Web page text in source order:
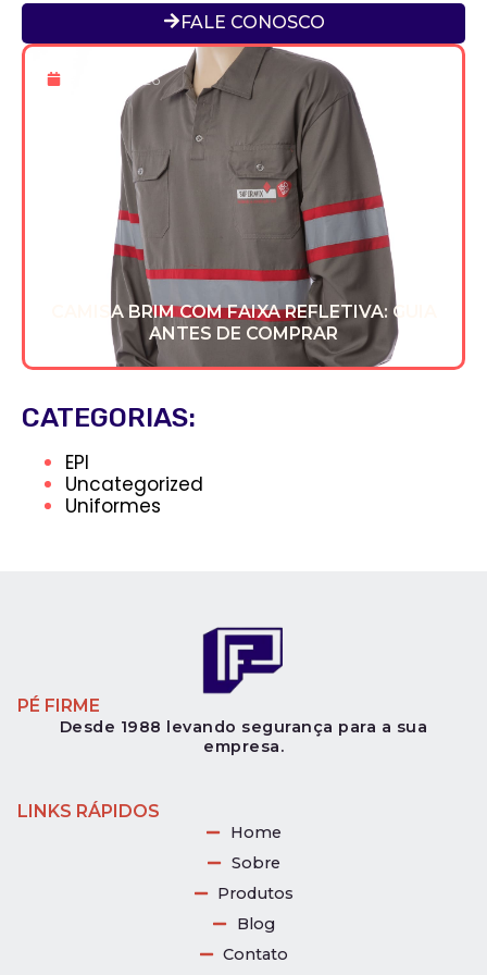
FALE CONOSCO
8 De Jul 2026
CAMISA BRIM COM FAIXA REFLETIVA: GUIA
ANTES DE COMPRAR
CATEGORIAS:
EPI
Uncategorized
Uniformes
PÉ FIRME
Desde 1988 levando segurança para a sua
empresa.
LINKS RÁPIDOS
Home
Sobre
Produtos
Blog
Contato